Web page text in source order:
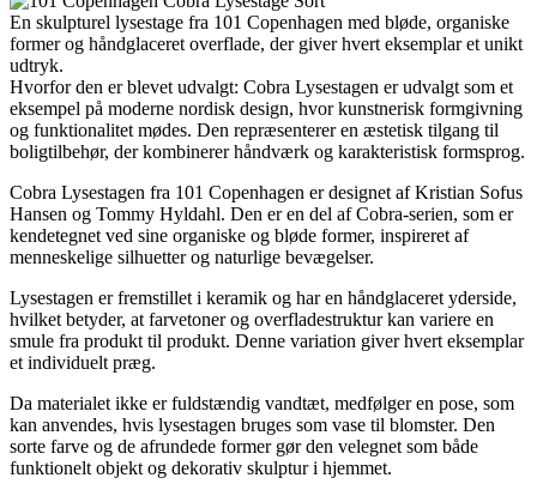
En skulpturel lysestage fra 101 Copenhagen med bløde, organiske
former og håndglaceret overflade, der giver hvert eksemplar et unikt
udtryk.
Hvorfor den er blevet udvalgt: Cobra Lysestagen er udvalgt som et
eksempel på moderne nordisk design, hvor kunstnerisk formgivning
og funktionalitet mødes. Den repræsenterer en æstetisk tilgang til
boligtilbehør, der kombinerer håndværk og karakteristisk formsprog.
Cobra Lysestagen fra 101 Copenhagen er designet af Kristian Sofus
Hansen og Tommy Hyldahl. Den er en del af Cobra-serien, som er
kendetegnet ved sine organiske og bløde former, inspireret af
menneskelige silhuetter og naturlige bevægelser.
Lysestagen er fremstillet i keramik og har en håndglaceret yderside,
hvilket betyder, at farvetoner og overfladestruktur kan variere en
smule fra produkt til produkt. Denne variation giver hvert eksemplar
et individuelt præg.
Da materialet ikke er fuldstændig vandtæt, medfølger en pose, som
kan anvendes, hvis lysestagen bruges som vase til blomster. Den
sorte farve og de afrundede former gør den velegnet som både
funktionelt objekt og dekorativ skulptur i hjemmet.